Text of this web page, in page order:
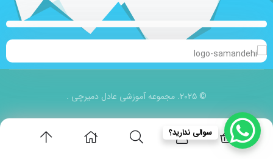
© 2025. مجموعه آموزشی عادل دمیرچی .
سوالی ندارید؟